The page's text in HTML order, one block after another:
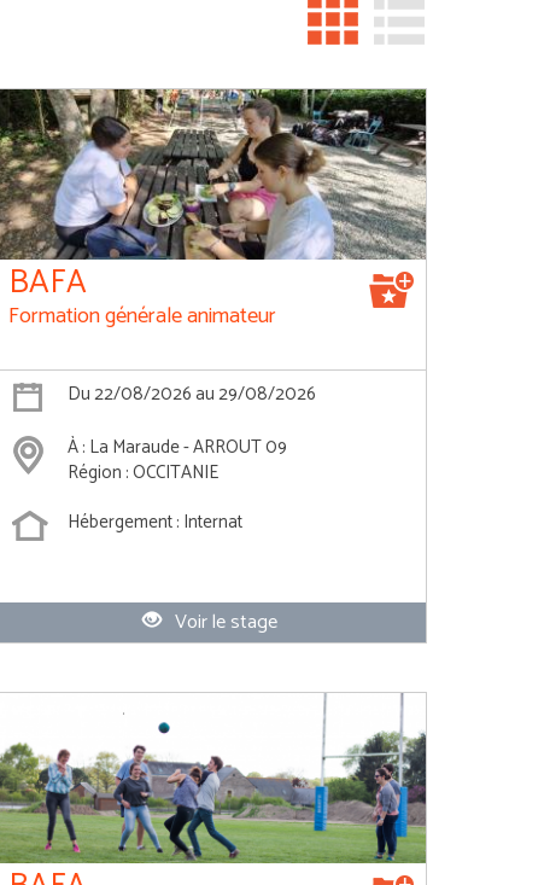
BAFA
Formation générale animateur
Du 22/08/2026 au 29/08/2026
À : La Maraude - ARROUT 09
Région : OCCITANIE
Hébergement : Internat
Voir le stage